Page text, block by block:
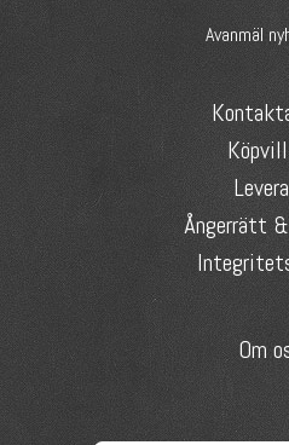
Avanmäl
Ångerrätt
Om